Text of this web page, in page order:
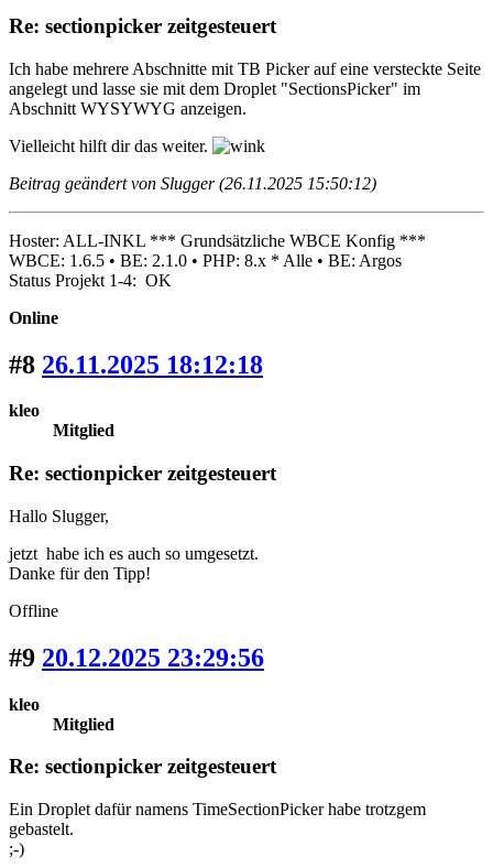
Re: sectionpicker zeitgesteuert
Ich habe mehrere Abschnitte mit TB Picker auf eine versteckte Seite
angelegt und lasse sie mit dem Droplet "SectionsPicker" im
Abschnitt WYSYWYG anzeigen.
Vielleicht hilft dir das weiter.
Beitrag geändert von Slugger (26.11.2025 15:50:12)
Hoster: ALL-INKL *** Grundsätzliche WBCE Konfig ***
WBCE: 1.6.5 • BE: 2.1.0 • PHP: 8.x * Alle • BE: Argos
Status Projekt 1-4: OK
Online
#8 26.11.2025 18:12:18
kleo
Mitglied
Re: sectionpicker zeitgesteuert
Hallo Slugger,
jetzt habe ich es auch so umgesetzt.
Danke für den Tipp!
Offline
#9 20.12.2025 23:29:56
kleo
Mitglied
Re: sectionpicker zeitgesteuert
Ein Droplet dafür namens TimeSectionPicker habe trotzgem
gebastelt.
;-)